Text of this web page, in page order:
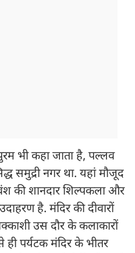
भी कहा जाता है, पल्लव
समुद्री नगर था. यहां मौजूद
की शानदार शिल्पकला और
है. मंदिर की दीवारों
उस दौर के कलाकारों
ही पर्यटक मंदिर के भीतर